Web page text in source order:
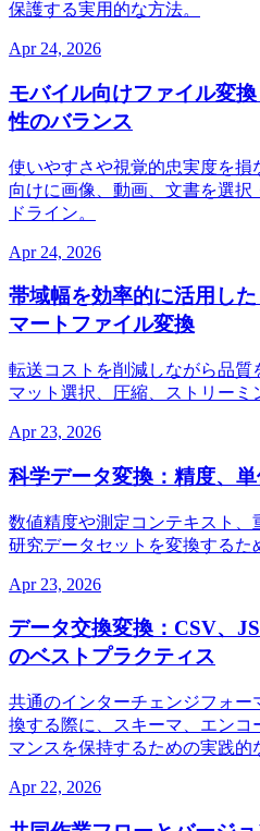
保護する実用的な方法。
Apr 24, 2026
モバイル向けファイル変
性のバランス
使いやすさや視覚的忠実度を損
向けに画像、動画、文書を選択
ドライン。
Apr 24, 2026
帯域幅を効率的に活用し
マートファイル変換
転送コストを削減しながら品
マット選択、圧縮、ストリーミ
Apr 23, 2026
科学データ変換：精度、
数値精度や測定コンテキスト、
研究データセットを変換するた
Apr 23, 2026
データ交換変換：CSV、
のベストプラクティス
共通のインターチェンジフォ
換する際に、スキーマ、エン
マンスを保持するための実践的
Apr 22, 2026